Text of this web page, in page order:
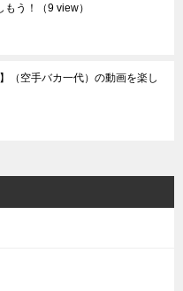
う！
（9 view）
（空手バカ一代）の動画を楽し